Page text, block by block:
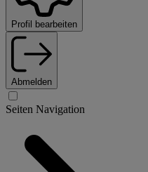
Profil bearbeiten
Abmelden
Seiten Navigation